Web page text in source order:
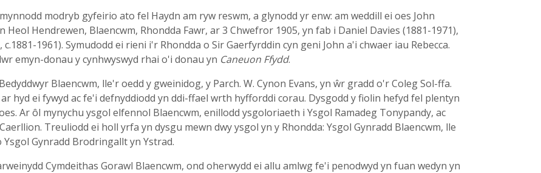
modryb gyfeirio ato fel Haydn am ryw reswm, a glynodd yr enw: am weddill ei oes John
Heol Hendrewen, Blaencwm, Rhondda Fawr, ar 3 Chwefror 1905, yn fab i Daniel Davies (1881-1971),
1961). Symudodd ei rieni i'r Rhondda o Sir Gaerfyrddin cyn geni John a'i chwaer iau Rebecca.
emyn-donau y cynhwyswyd rhai o'i donau yn Caneuon Ffydd.
Blaencwm, lle'r oedd y gweinidog, y Parch. W. Cynon Evans, yn ŵr gradd o'r Coleg Sol-ffa.
hyd ei fywyd ac fe'i defnyddiodd yn ddi-ffael wrth hyfforddi corau. Dysgodd y fiolin hefyd fel plentyn
Ar ôl mynychu ysgol elfennol Blaencwm, enillodd ysgoloriaeth i Ysgol Ramadeg Tonypandy, ac
Treuliodd ei holl yrfa yn dysgu mewn dwy ysgol yn y Rhondda: Ysgol Gynradd Blaencwm, lle
Gynradd Brodringallt yn Ystrad.
Cymdeithas Gorawl Blaencwm, ond oherwydd ei allu amlwg fe'i penodwyd yn fuan wedyn yn